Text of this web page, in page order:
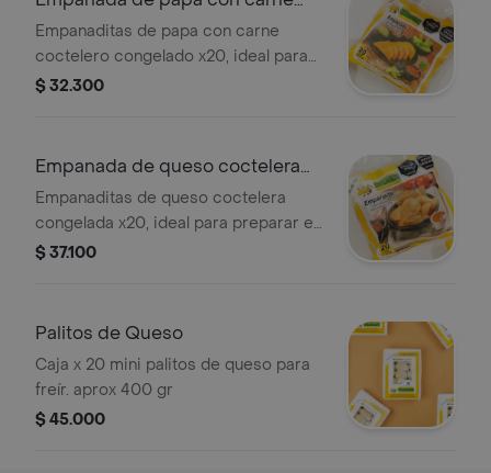
coctelera
Empanaditas de papa con carne
coctelero congelado x20, ideal para
preparar en el airfyer, horno y/o fritura
$ 32.300
Empanada de queso coctelera
congelada
Empanaditas de queso coctelera
congelada x20, ideal para preparar en
el airfyer, horno y/o fritura tradicional.
$ 37.100
Palitos de Queso
Caja x 20 mini palitos de queso para
freír. aprox 400 gr
$ 45.000